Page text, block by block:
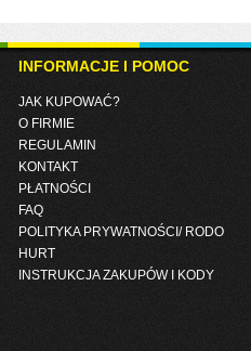
INFORMACJE I POMOC
JAK KUPOWAĆ?
O FIRMIE
REGULAMIN
KONTAKT
PŁATNOŚCI
FAQ
POLITYKA PRYWATNOŚCI/ RODO
HURT
INSTRUKCJA ZAKUPÓW I KODY